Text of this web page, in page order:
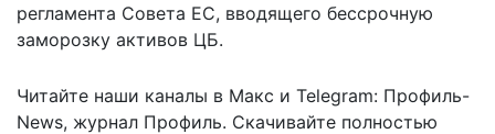
регламента Совета ЕС, вводящего бессрочную
заморозку активов ЦБ.
Читайте наши каналы в Макс и Telegram: Профиль-
News, журнал Профиль. Скачивайте полностью